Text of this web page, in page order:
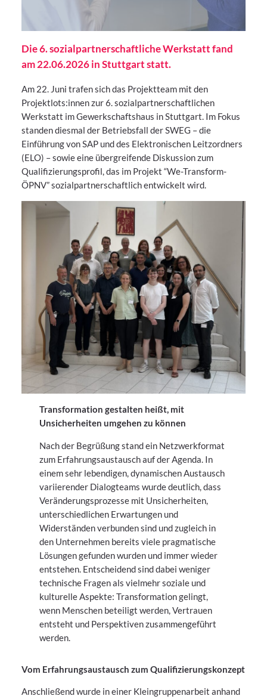
Die 6. sozialpartnerschaftliche Werkstatt fand
am 22.06.2026 in Stuttgart statt.
Am 22. Juni trafen sich das Projektteam mit den
Projektlots:innen zur 6. sozialpartnerschaftlichen
Werkstatt im Gewerkschaftshaus in Stuttgart. Im Fokus
standen diesmal der Betriebsfall der SWEG – die
Einführung von SAP und des Elektronischen Leitzordners
(ELO) – sowie eine übergreifende Diskussion zum
Qualifizierungsprofil, das im Projekt “We-Transform-
ÖPNV” sozialpartnerschaftlich entwickelt wird.
Transformation gestalten heißt, mit
Unsicherheiten umgehen zu können
Nach der Begrüßung stand ein Netzwerkformat
zum Erfahrungsaustausch auf der Agenda. In
einem sehr lebendigen, dynamischen Austausch
variierender Dialogteams wurde deutlich, dass
Veränderungsprozesse mit Unsicherheiten,
unterschiedlichen Erwartungen und
Widerständen verbunden sind und zugleich in
den Unternehmen bereits viele pragmatische
Lösungen gefunden wurden und immer wieder
entstehen. Entscheidend sind dabei weniger
technische Fragen als vielmehr soziale und
kulturelle Aspekte: Transformation gelingt,
wenn Menschen beteiligt werden, Vertrauen
entsteht und Perspektiven zusammengeführt
werden.
Vom Erfahrungsaustausch zum Qualifizierungskonzept
Anschließend wurde in einer Kleingruppenarbeit anhand